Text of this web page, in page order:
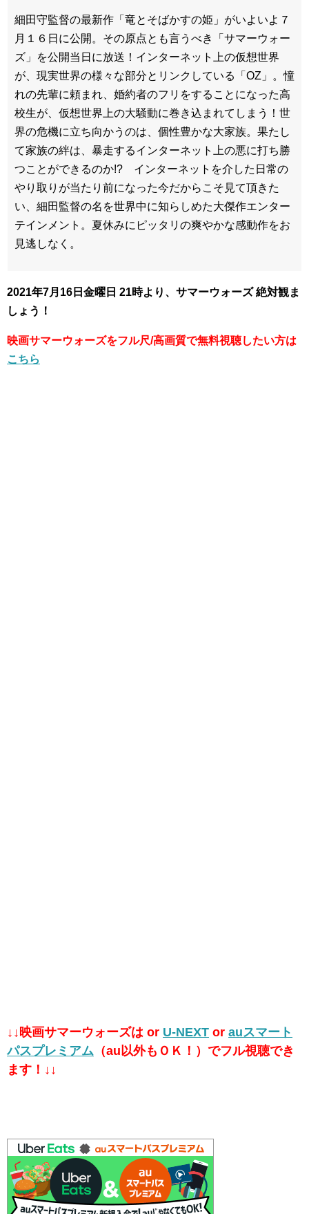
細田守監督の最新作「竜とそばかすの姫」がいよいよ７
月１６日に公開。その原点とも言うべき「サマーウォー
ズ」を公開当日に放送！インターネット上の仮想世界
が、現実世界の様々な部分とリンクしている「OZ」。憧
れの先輩に頼まれ、婚約者のフリをすることになった高
校生が、仮想世界上の大騒動に巻き込まれてしまう！世
界の危機に立ち向かうのは、個性豊かな大家族。果たし
て家族の絆は、暴走するインターネット上の悪に打ち勝
つことができるのか!? インターネットを介した日常の
やり取りが当たり前になった今だからこそ見て頂きた
い、細田監督の名を世界中に知らしめた大傑作エンター
テインメント。夏休みにピッタリの爽やかな感動作をお
見逃しなく。
2021年7月16日金曜日 21時より、サマーウォーズ 絶対観ま
しょう！
映画サマーウォーズをフル尺/高画質で無料視聴したい方は
こちら
↓↓映画サマーウォーズは or U-NEXT or auスマート
パスプレミアム （au以外もＯＫ！）でフル視聴でき
ます！↓↓